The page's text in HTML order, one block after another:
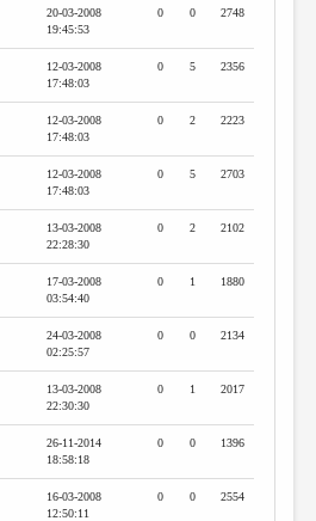
20-03-2008
19:45:53
0 0 2748
12-03-2008
17:48:03
0 5 2356
12-03-2008
17:48:03
0 2 2223
12-03-2008
17:48:03
0 5 2703
13-03-2008
22:28:30
0 2 2102
17-03-2008
03:54:40
0 1 1880
24-03-2008
02:25:57
0 0 2134
13-03-2008
22:30:30
0 1 2017
26-11-2014
18:58:18
0 0 1396
16-03-2008
12:50:11
0 0 2554